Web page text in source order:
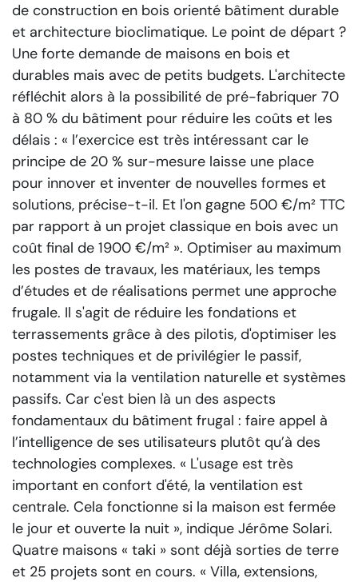
de construction en bois orienté bâtiment durable
et architecture bioclimatique. Le point de départ ?
Une forte demande de maisons en bois et
durables mais avec de petits budgets. L'architecte
réfléchit alors à la possibilité de pré-fabriquer 70
à 80 % du bâtiment pour réduire les coûts et les
délais : « l’exercice est très intéressant car le
principe de 20 % sur-mesure laisse une place
pour innover et inventer de nouvelles formes et
solutions, précise-t-il. Et l'on gagne 500 €/m² TTC
par rapport à un projet classique en bois avec un
coût final de 1900 €/m² ». Optimiser au maximum
les postes de travaux, les matériaux, les temps
d’études et de réalisations permet une approche
frugale. Il s'agit de réduire les fondations et
terrassements grâce à des pilotis, d'optimiser les
postes techniques et de privilégier le passif,
notamment via la ventilation naturelle et systèmes
passifs. Car c'est bien là un des aspects
fondamentaux du bâtiment frugal : faire appel à
l’intelligence de ses utilisateurs plutôt qu’à des
technologies complexes. « L'usage est très
important en confort d'été, la ventilation est
centrale. Cela fonctionne si la maison est fermée
le jour et ouverte la nuit », indique Jérôme Solari.
Quatre maisons « taki » sont déjà sorties de terre
et 25 projets sont en cours. « Villa, extensions,